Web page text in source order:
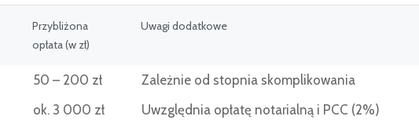
Przybliżona
opłata (w zł)
Uwagi dodatkowe
50 – 200 zł
Zależnie od stopnia skomplikowania
ok. 3 000 zł Uwzględnia opłatę notarialną i PCC (2%)